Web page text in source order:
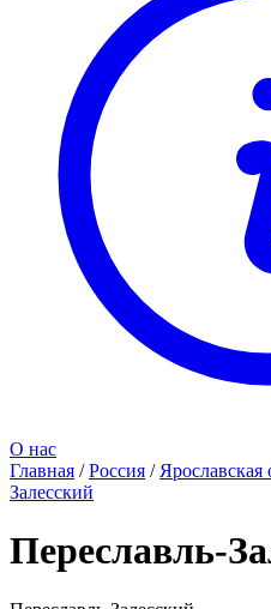
О нас
Главная /Россия / Ярославская
Залесский
Переславль-